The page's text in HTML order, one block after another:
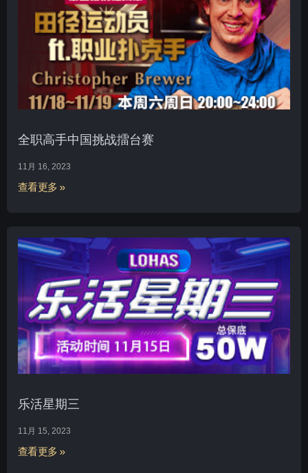
全职高手中国挑战擂台赛
11月 16, 2023
查看更多 »
乐活星期三
11月 15, 2023
查看更多 »